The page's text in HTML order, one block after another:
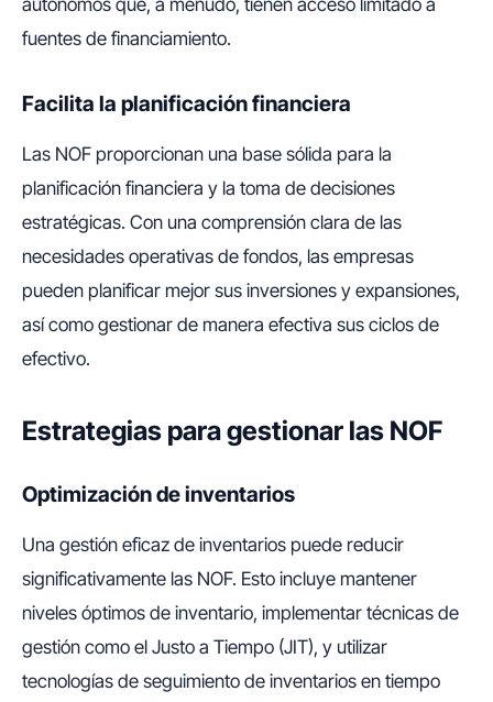
fuentes de financiamiento.
Facilita la planificación financiera
Las NOF proporcionan una base sólida para la
planificación financiera y la toma de decisiones
estratégicas. Con una comprensión clara de las
necesidades operativas de fondos, las empresas
pueden planificar mejor sus inversiones y expansiones,
así como gestionar de manera efectiva sus ciclos de
efectivo.
Estrategias para gestionar las NOF
Optimización de inventarios
Una gestión eficaz de inventarios puede reducir
significativamente las NOF. Esto incluye mantener
niveles óptimos de inventario, implementar técnicas de
gestión como el Justo a Tiempo (JIT), y utilizar
tecnologías de seguimiento de inventarios en tiempo